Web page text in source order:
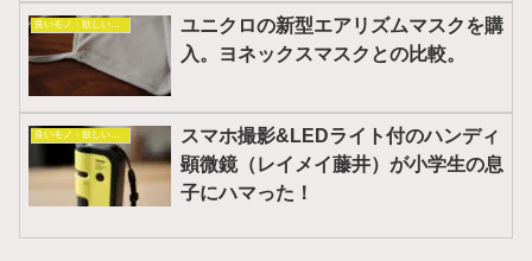
良いモノ・欲しいモノ
ユニクロの新型エアリズムマスクを購
入。ヨネックスマスクとの比較。
良いモノ・欲しいモノ
スマホ撮影&LEDライト付のハンディ
顕微鏡（レイメイ藤井）が小学生の息
子にハマった！